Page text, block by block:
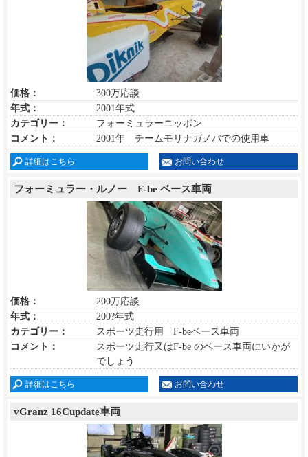
価格：
300万応談
年式：
2001年式
カテゴリー：
フォーミュラーニッポン
コメント：
2001年 チームモリナガノバでの使用車
詳細はこちら お問い合わせ
フォーミュラー・ルノー F-be ベース車両
価格：
200万応談
年式：
200?年式
カテゴリー：
スポーツ走行用 F-beベース車両
コメント：
スポーツ走行又はF-be のベース車両にいかが
でしょう
詳細はこちら お問い合わせ
vGranz 16Cupdate車両